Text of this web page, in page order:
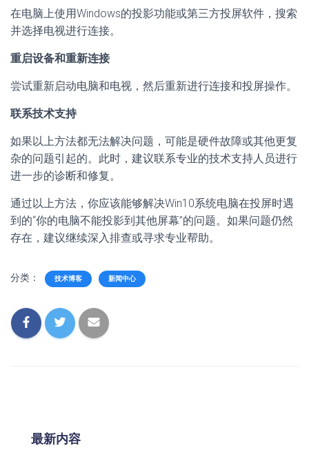
在电脑上使用Windows的投影功能或第三方投屏软件，搜索
并选择电视进行连接。
重启设备和重新连接
尝试重新启动电脑和电视，然后重新进行连接和投屏操作。
联系技术支持
如果以上方法都无法解决问题，可能是硬件故障或其他更复
杂的问题引起的。此时，建议联系专业的技术支持人员进行
进一步的诊断和修复。
通过以上方法，你应该能够解决Win10系统电脑在投屏时遇
到的“你的电脑不能投影到其他屏幕”的问题。如果问题仍然
存在，建议继续深入排查或寻求专业帮助。
分类： 技术博客 新闻中心
最新内容